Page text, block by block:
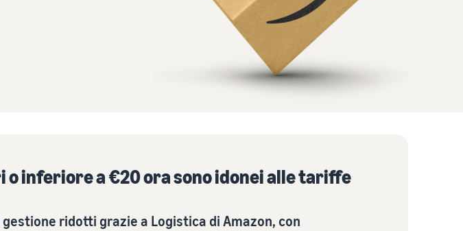
Come vendere magliette online
Espandi il tuo marchio di magliette
inferiore a €20 ora sono idonei alle tariffe
ridotti grazie a Logistica di Amazon, con